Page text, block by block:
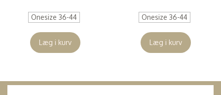
Onesize 36-44
Læg i kurv
Onesize 36-44
Læg i kurv